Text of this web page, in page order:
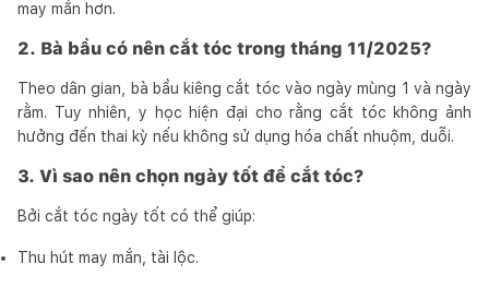
may mắn hơn.
2. Bà bầu có nên cắt tóc trong tháng 11/2025?
Theo dân gian, bà bầu kiêng cắt tóc vào ngày mùng 1 và ngày
rằm. Tuy nhiên, y học hiện đại cho rằng cắt tóc không ảnh
hưởng đến thai kỳ nếu không sử dụng hóa chất nhuộm, duỗi.
3. Vì sao nên chọn ngày tốt để cắt tóc?
Bởi cắt tóc ngày tốt có thể giúp:
Thu hút may mắn, tài lộc.